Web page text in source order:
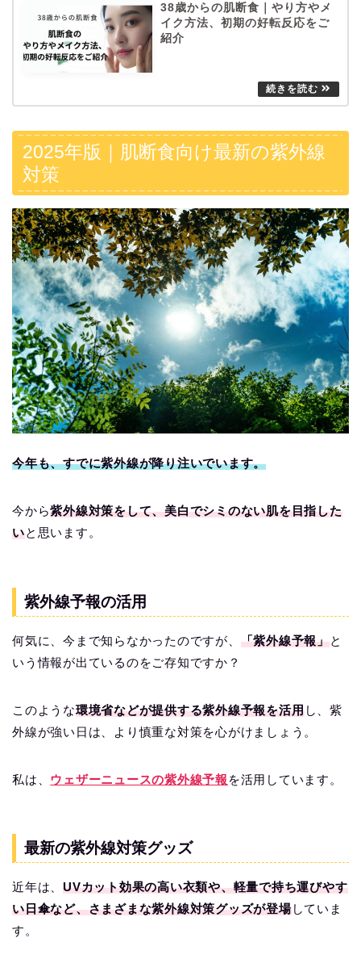
38歳からの肌断食｜やり方やメ
イク方法、初期の好転反応をご
紹介
2025年版｜肌断食向け最新の紫外線
対策
今年も、すでに紫外線が降り注いでいます。
今から紫外線対策をして、美白でシミのない肌を目指した
いと思います。
紫外線予報の活用
何気に、今まで知らなかったのですが、 「紫外線予報」と
いう情報が出ているのをご存知ですか？
このような環境省などが提供する紫外線予報を活用し、紫
外線が強い日は、より慎重な対策を心がけましょう。
私は、 ウェザーニュースの紫外線予報 を活用しています。
最新の紫外線対策グッズ
近年は、UVカット効果の高い衣類や、軽量で持ち運びやす
い日傘など、さまざまな紫外線対策グッズが登場していま
す。